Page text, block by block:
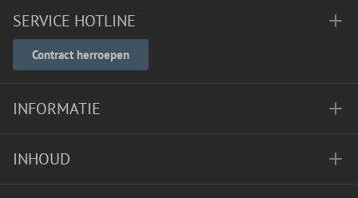
SERVICE HOTLINE
Contract herroepen
INFORMATIE
INHOUD